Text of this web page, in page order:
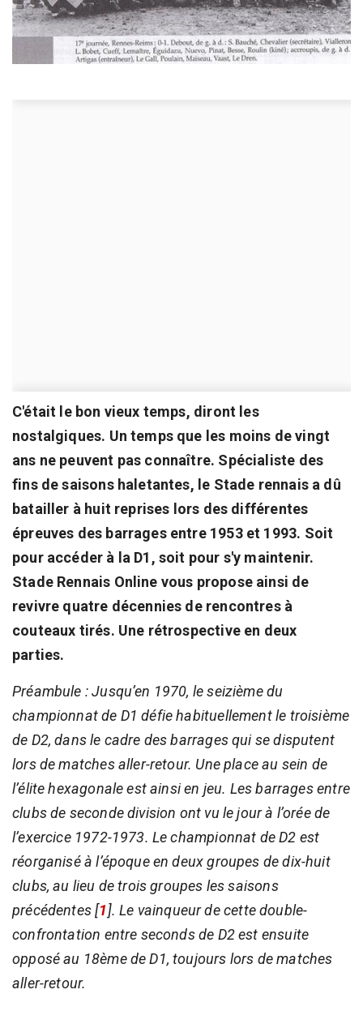
C'était le bon vieux temps, diront les
nostalgiques. Un temps que les moins de vingt
ans ne peuvent pas connaître. Spécialiste des
fins de saisons haletantes, le Stade rennais a dû
batailler à huit reprises lors des différentes
épreuves des barrages entre 1953 et 1993. Soit
pour accéder à la D1, soit pour s'y maintenir.
Stade Rennais Online vous propose ainsi de
revivre quatre décennies de rencontres à
couteaux tirés. Une rétrospective en deux
parties.
Préambule : Jusqu’en 1970, le seizième du
championnat de D1 défie habituellement le troisième
de D2, dans le cadre des barrages qui se disputent
lors de matches aller-retour. Une place au sein de
l’élite hexagonale est ainsi en jeu. Les barrages entre
clubs de seconde division ont vu le jour à l’orée de
l’exercice 1972-1973. Le championnat de D2 est
réorganisé à l’époque en deux groupes de dix-huit
clubs, au lieu de trois groupes les saisons
précédentes[1]. Le vainqueur de cette double-
confrontation entre seconds de D2 est ensuite
opposé au 18ème de D1, toujours lors de matches
aller-retour.